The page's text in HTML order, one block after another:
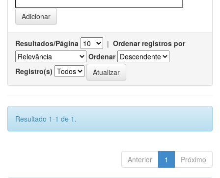
Resultados/Página | Ordenar registros por
Ordenar
Registro(s)
Resultado 1-1 de 1.
Anterior 1 Próximo